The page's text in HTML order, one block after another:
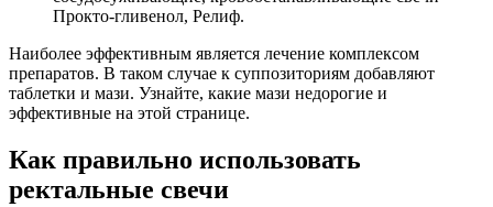
Прокто-гливенол, Релиф.
Наиболее эффективным является лечение комплексом
препаратов. В таком случае к суппозиториям добавляют
таблетки и мази. Узнайте, какие мази недорогие и
эффективные на этой странице.
Как правильно использовать
ректальные свечи